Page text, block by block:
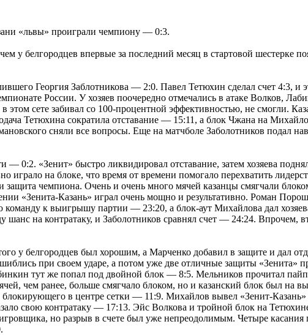
«львы» проиграли чемпиону — 0:3.
у белгородцев впервые за последний месяц в стартовой шестерке
Георгия Заблотникова — 2:0. Павел Тетюхин сделал счет 4:3, и
России. У хозяев поочередно отмечались в атаке Волков,
сете забивал со 100-процентной эффективностью, не смогли.
Тетюхина сократила отставание — 15:11, а блок Чжана на
сняли все вопросы. Еще на матчболе Заболотников подал
— 0:2. «Зенит» быстро ликвидировал отставание, затем хозяева
на блоке, что время от времени помогало перехватить
чемпиона. Очень и очень много мячей казанцы смягчали
«Зенита-Казань» играл очень мощно и результативно. Роман
к выигрышу партии — 23:20, а блок-аут Михайлова дал
на контратаку, и Заболотников сравнял счет — 24:24. Впрочем,
у белгородцев был хорошим, а Марченко добавил в защите и дал
при своем ударе, а потом уже две отличные защиты «Зенита»
тут же попал под двойной блок — 8:5. Мельников прочитал
чем ранее, больше смягчало блоком, но и казанский блок был на
в центре сетки — 11:9. Михайлов вывел «Зенит-
свою контратаку — 17:13. Эйс Волкова и тройной блок на
но разрыв в счете был уже непреодолимым. Четыре касания